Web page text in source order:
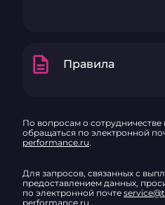
description Правила
По вопросам о
обращаться по электронной
performance.ru.
Для запросов, связанных с
предоставлением данных,
по электронной почте
performance.ru.